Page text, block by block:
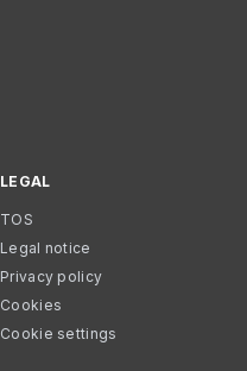
LEGAL
TOS
Legal notice
Privacy policy
Cookies
Cookie settings